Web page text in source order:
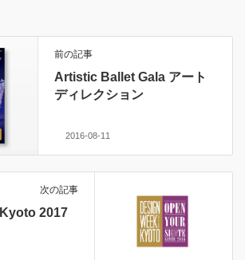
前の記事
Artistic Ballet Gala アート
ディレクション
2016-08-11
次の記事
2017